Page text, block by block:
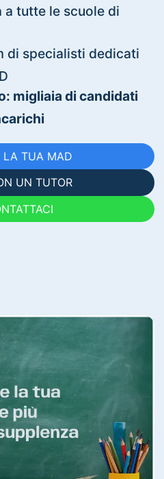
tutte le scuole di
di specialisti dedicati
migliaia di candidati
LA TUA MAD
UN TUTOR